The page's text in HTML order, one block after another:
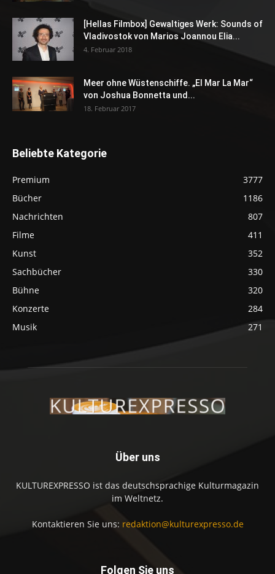
[Hellas Filmbox] Gewaltiges Werk: Sounds of
Vladivostok von Marios Joannou Elia...
4. Februar 2018
Meer ohne Wüstenschiffe. „El Mar La Mar“
von Joshua Bonnetta und...
18. Februar 2017
Beliebte Kategorie
Premium
3777
Bücher
1186
Nachrichten
807
Filme
411
Kunst
352
Sachbücher
330
Bühne
320
Konzerte
284
Musik
271
Über uns
KULTUREXPRESSO ist das deutschsprachige Kulturmagazin
im Weltnetz.
Kontaktieren Sie uns: redaktion@kulturexpresso.de
Folgen Sie uns